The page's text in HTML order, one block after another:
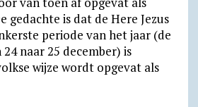
gedachte is dat de Here Jezus
periode van het jaar (de
naar 25 december) is
wijze wordt opgevat als